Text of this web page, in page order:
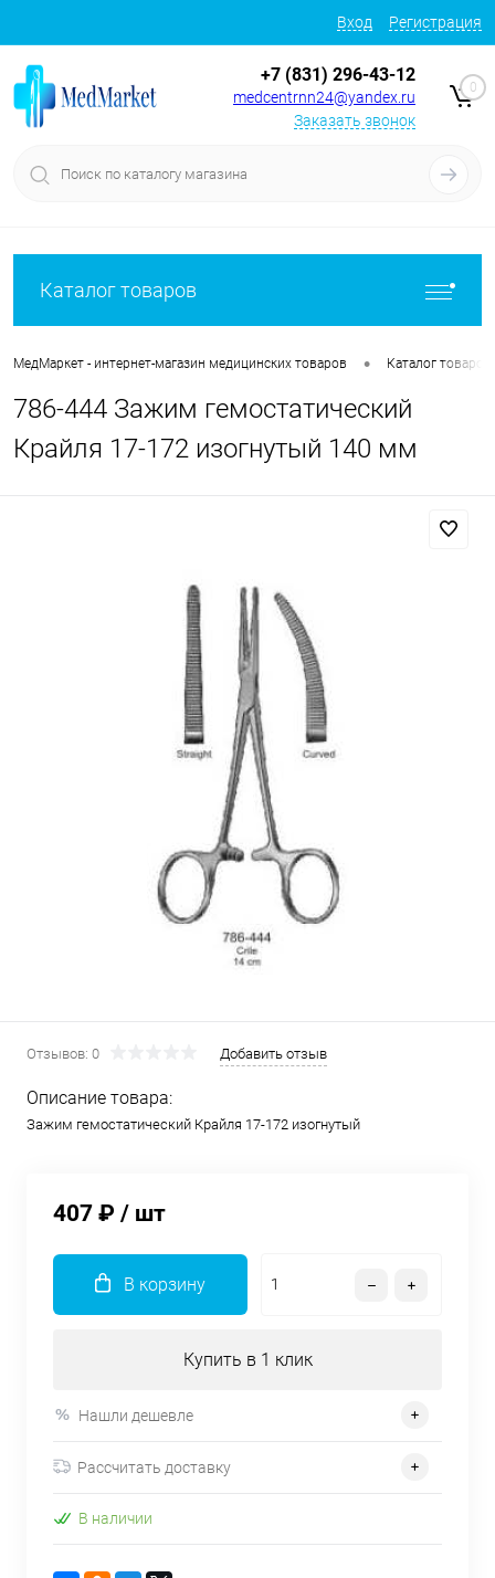
Вход Регистрация
+7 (831) 296-43-12
medcentrnn24@yandex.ru
Заказать звонок
0
Каталог товаров
МедМаркет - интернет-магазин медицинских товаров • Каталог товаров
786-444 Зажим гемостатический
Крайля 17-172 изогнутый 140 мм
Отзывов: 0 Добавить отзыв
Описание товара:
Зажим гемостатический Крайля 17-172 изогнутый
407 ₽ / шт
В корзину
Купить в 1 клик
Нашли дешевле
Рассчитать доставку
В наличии